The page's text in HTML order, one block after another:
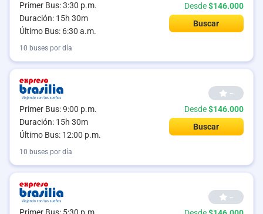
Primer Bus: 3:30 p.m.
Duración: 15h 30m
Último Bus: 6:30 a.m.
Desde$146.000
Buscar
10 buses por día
Primer Bus: 9:00 p.m.
Duración: 15h 30m
Último Bus: 12:00 p.m.
--
Desde$146.000
Buscar
10 buses por día
Primer Bus: 5:30 p.m.
--